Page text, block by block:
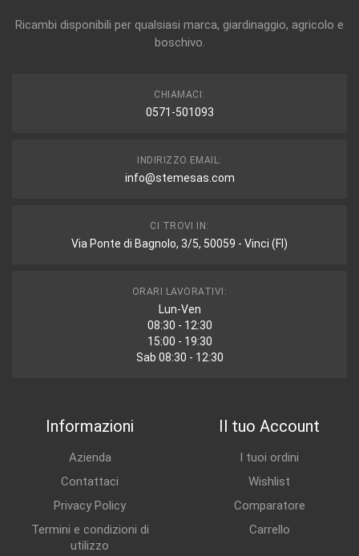
Ricambi disponibili per qualsiasi marca, giardinaggio, agricolo e
boschivo.
CHIAMACI:
0571-501093
INDIRIZZO EMAIL:
info@stemesas.com
CI TROVI IN:
Via Ponte di Bagnolo, 3/5, 50059 - Vinci (FI)
ORARI LAVORATIVI:
Lun-Ven
08:30 - 12:30
15:00 - 19:30
Sab 08:30 - 12:30
Informazioni
Azienda
Contattaci
Privacy Policy
Termini e condizioni di
utilizzo
Il tuo Account
I tuoi ordini
Wishlist
Comparatore
Carrello